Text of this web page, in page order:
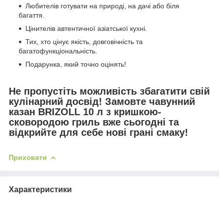
Любителів готувати на природі, на дачі або біля
багаття.
Цінителів автентичної азіатської кухні.
Тих, хто цінує якість, довговічність та
багатофункціональність.
Подарунка, який точно оцінять!
Не пропустіть можливість збагатити свій
кулінарний досвід! Замовте чавунний
казан BRIZOLL 10 л з кришкою-
сковородою гриль вже сьогодні та
відкрийте для себе нові грані смаку!
Приховати
Характеристики